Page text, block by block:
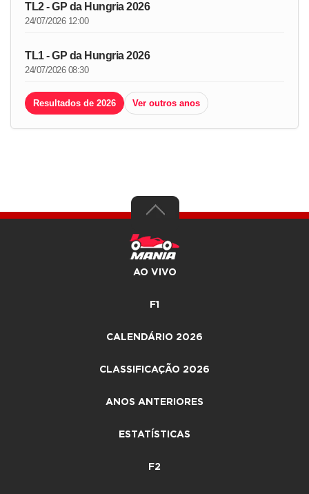
TL2 - GP da Hungria 2026
24/07/2026 12:00
TL1 - GP da Hungria 2026
24/07/2026 08:30
Resultados de 2026 Ver outros anos
AO VIVO
F1
CALENDÁRIO 2026
CLASSIFICAÇÃO 2026
ANOS ANTERIORES
ESTATÍSTICAS
F2